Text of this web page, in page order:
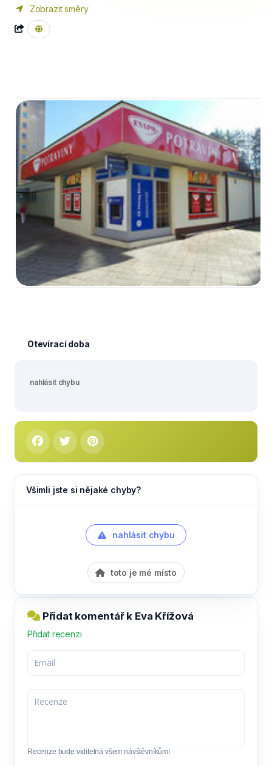
Zobrazit směry
Otevírací doba
nahlásit chybu
Všimli jste si nějaké chyby?
nahlásit chybu
toto je mé místo
Přidat komentář k Eva Křížová
Přidat recenzi
Recenze bude viditelná všem návštěvníkům!